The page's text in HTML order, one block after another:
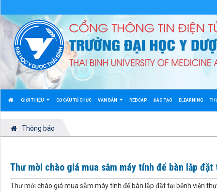
GIỚI THIỆU CƠ CẤU TỔ CHỨC VĂN BẢN REDCAP ĐÀO TẠO ELEARNING
Thông báo
Thư mời chào giá mua sắm máy tính để bàn lắp
Thư mời chào giá mua sắm máy tính để bàn lắp đặt tại bệnh viện